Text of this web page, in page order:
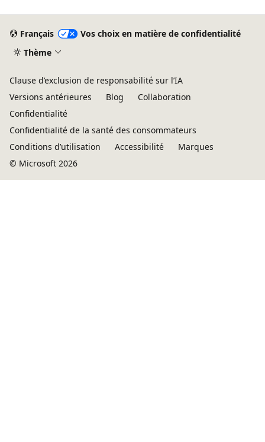
Français
Vos choix en matière de confidentialité
Thème
Clause d’exclusion de responsabilité sur l’IA
Versions antérieures
Blog
Collaboration
Confidentialité
Confidentialité de la santé des consommateurs
Conditions d’utilisation
Accessibilité
Marques
© Microsoft 2026